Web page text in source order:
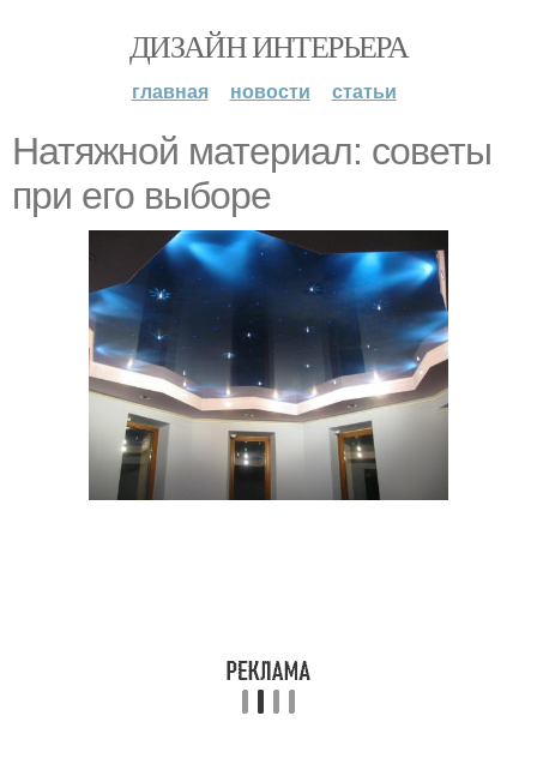
ДИЗАЙН ИНТЕРЬЕРА
главная новости статьи
Натяжной материал: советы
при его выборе